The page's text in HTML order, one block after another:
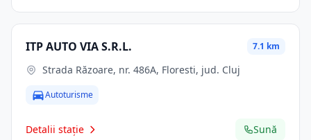
ITP AUTO VIA S.R.L. 7.1 km
Strada Răzoare, nr. 486A, Floresti, jud. Cluj
Autoturisme
Detalii stație Sună